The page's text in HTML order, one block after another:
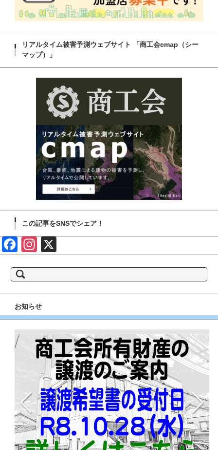
リアルタイム被害予測ウェブサイト 「商工会cmap（シー
マップ）」
この記事をSNSでシェア！
Face Insta
索:
お知らせ